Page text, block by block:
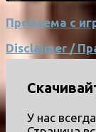
Проблема с
Disclaimer /
У нас